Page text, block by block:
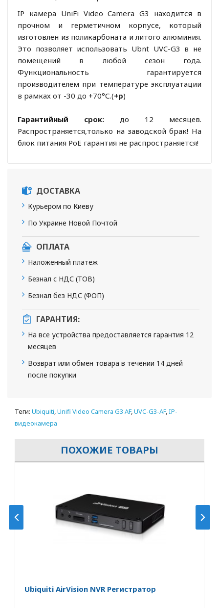
IP камера UniFi Video Camera G3 находится в
прочном и герметичном корпусе, который
изготовлен из поликарбоната и литого алюминия.
Это позволяет использовать Ubnt UVC-G3 в не
помещений в любой сезон года.
Функциональность гарантируется
производителем при температуре эксплуатации
в рамках от -30 до +70°С.(+р)
Гарантийный срок: до 12 месяцев.
Распространяется,только на заводской брак! На
блок питания PoE гарантия не распространяется!
ДОСТАВКА
Курьером по Киеву
По Украине Новой Почтой
ОПЛАТА
Наложенный платеж
Безнал с НДС (ТОВ)
Безнал без НДС (ФОП)
ГАРАНТИЯ:
На все устройства предоставляется гарантия 12
месяцев
Возврат или обмен товара в течении 14 дней
после покупки
Теги: Ubiquiti,Unifi Video Camera G3 AF,UVC-G3-AF,IP-
видеокамера
ПОХОЖИЕ ТОВАРЫ
Ubiquiti AirVision NVR Регистратор